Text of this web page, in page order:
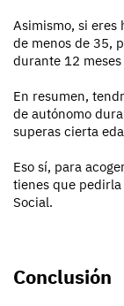
Asimismo, si eres
de menos de 35,
durante 12 meses
En resumen,
de autónomo
superas cierta
Eso sí, para
tienes que
Social.
Conclusión